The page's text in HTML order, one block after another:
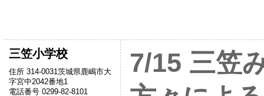
三笠小学校
住所 314-0031茨城県鹿嶋市大
字宮中2042番地1
電話番号 0299-82-8101
7/15 三笠